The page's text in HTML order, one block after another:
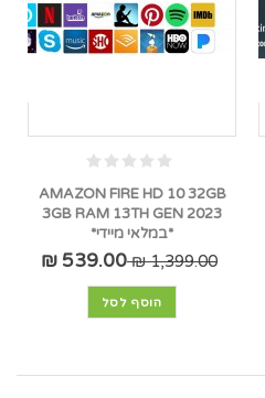
AMAZON FIRE HD 10 32GB
3GB RAM 13TH GEN 2023
*במלאי מיידי*
1,399.00 ₪
539.00 ₪
הוסף לסל